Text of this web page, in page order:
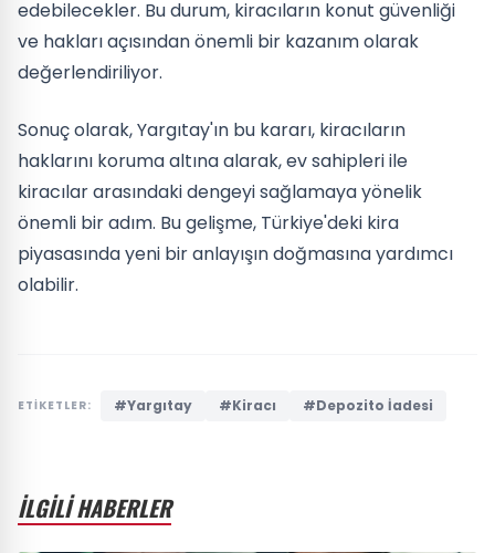
edebilecekler. Bu durum, kiracıların konut güvenliği
ve hakları açısından önemli bir kazanım olarak
değerlendiriliyor.
Sonuç olarak, Yargıtay'ın bu kararı, kiracıların
haklarını koruma altına alarak, ev sahipleri ile
kiracılar arasındaki dengeyi sağlamaya yönelik
önemli bir adım. Bu gelişme, Türkiye'deki kira
piyasasında yeni bir anlayışın doğmasına yardımcı
olabilir.
ETİKETLER: #Yargıtay #Kiracı #Depozito İadesi
İLGİLİ HABERLER